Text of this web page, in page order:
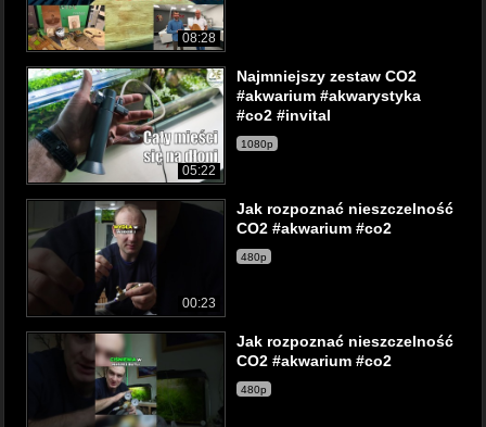
08:28
05:22
Najmniejszy zestaw CO2
#akwarium #akwarystyka
#co2 #invital
1080p
00:23
Jak rozpoznać nieszczelność
CO2 #akwarium #co2
480p
Jak rozpoznać nieszczelność
CO2 #akwarium #co2
480p